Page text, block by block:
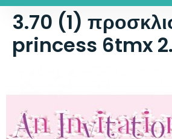
3.70 (1)
princess 6tmx